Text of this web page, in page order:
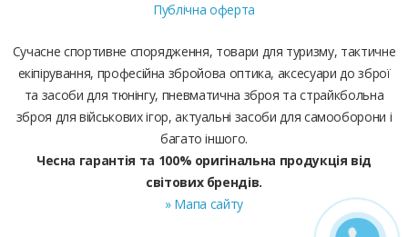
Публічна оферта
Сучасне спортивне спорядження, товари для туризму, тактичне
екіпірування, професійна збройова оптика, аксесуари до зброї
та засоби для тюнінгу, пневматична зброя та страйкбольна
зброя для військових ігор, актуальні засоби для самооборони і
багато іншого.
Чесна гарантія та 100% оригінальна продукція від
світових брендів.
» Мапа сайту